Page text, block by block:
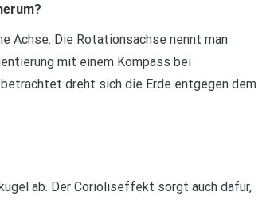
Achse. Die Rotationsachse nennt man
mit einem Kompass bei
dreht sich die Erde entgegen dem
ab. Der Corioliseffekt sorgt auch dafür,